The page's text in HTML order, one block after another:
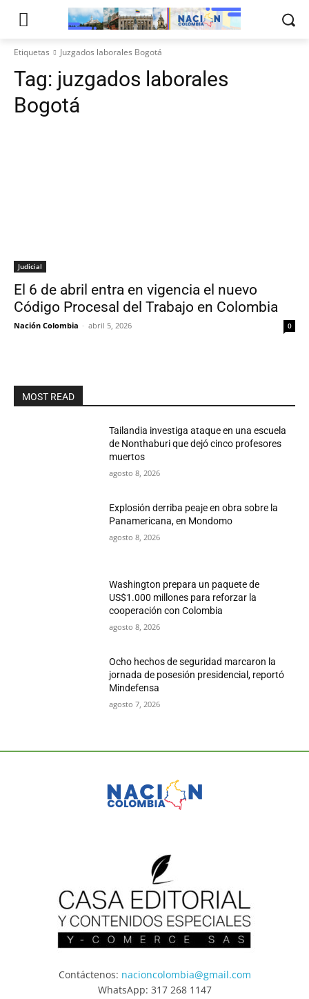
Etiquetas Juzgados laborales Bogotá
Tag: juzgados laborales
Bogotá
Judicial
El 6 de abril entra en vigencia el nuevo
Código Procesal del Trabajo en Colombia
Nación Colombia - abril 5, 2026 0
MOST READ
Tailandia investiga ataque en una escuela
de Nonthaburi que dejó cinco profesores
muertos
agosto 8, 2026
Explosión derriba peaje en obra sobre la
Panamericana, en Mondomo
agosto 8, 2026
Washington prepara un paquete de
US$1.000 millones para reforzar la
cooperación con Colombia
agosto 8, 2026
Ocho hechos de seguridad marcaron la
jornada de posesión presidencial, reportó
Mindefensa
agosto 7, 2026
Contáctenos: nacioncolombia@gmail.com
WhatsApp: 317 268 1147